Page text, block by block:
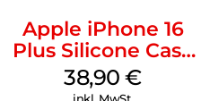
Apple iPhone 16
Plus Silicone Case
MagSafe Denim
38,90€
inkl. MwSt.